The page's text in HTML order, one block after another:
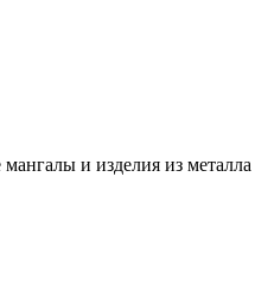
и изделия из металла